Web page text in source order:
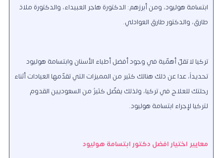
ابتسامة هوليود، ومن أبرزهم: الدكتورة هاجر العبيداء، والدكتورة ملاذ
طارق، والدكتور طارق العوادلي.
تركيا لا تقلّ أهمّية في وجود أفضل أطباء الأسنان وابتسامة هوليود
تحديداً، عدا عن ذلك هنالك كثير من المميزات التي تقدّمها العيادات أثناء
رحلتك للعلاج في تركيا، ولذلك يفضّل كثيرٌ من السعوديين القدوم
لتركيا لإجراء ابتسامة هوليود.
معايير اختيار افضل دكتور ابتسامة هوليود